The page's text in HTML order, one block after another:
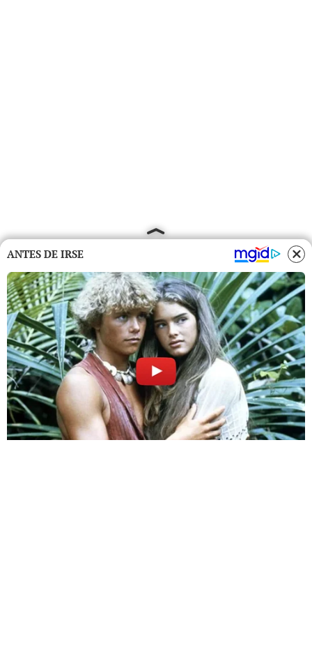
ANTES DE IRSE